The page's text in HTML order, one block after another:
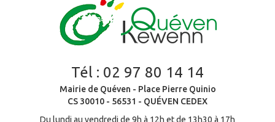
Tél : 02 97 80 14 14
Mairie de Quéven - Place Pierre Quinio
CS 30010 - 56531 - QUÉVEN CEDEX
Du lundi au vendredi de 9h à 12h et de 13h30 à 17h